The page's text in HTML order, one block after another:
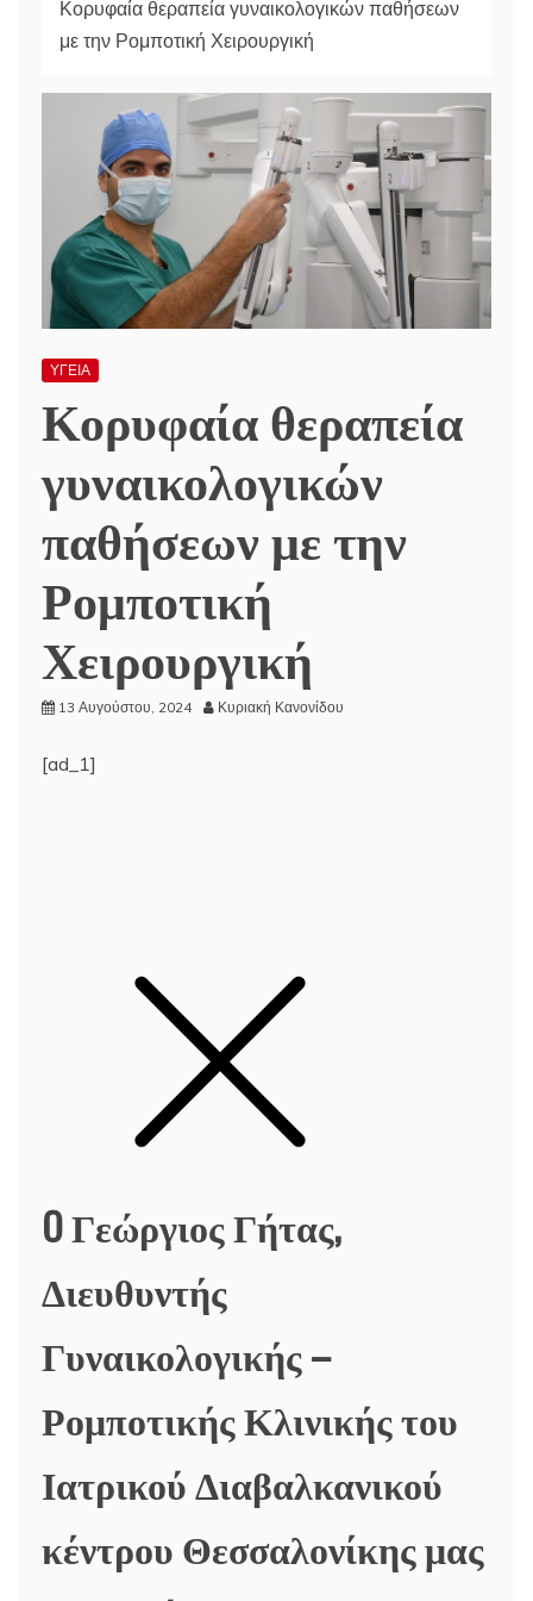
Κορυφαία θεραπεία γυναικολογικών παθήσεων
με την Ρομποτική Χειρουργική
ΥΓΕΙΑ
Κορυφαία θεραπεία
γυναικολογικών
παθήσεων με την
Ρομποτική
Χειρουργική
13 Αυγούστου, 2024 Κυριακή Κανονίδου
[ad_1]
O Γεώργιος Γήτας,
Διευθυντής
Γυναικολογικής –
Ρομποτικής Κλινικής του
Ιατρικού Διαβαλκανικού
κέντρου Θεσσαλονίκης μας